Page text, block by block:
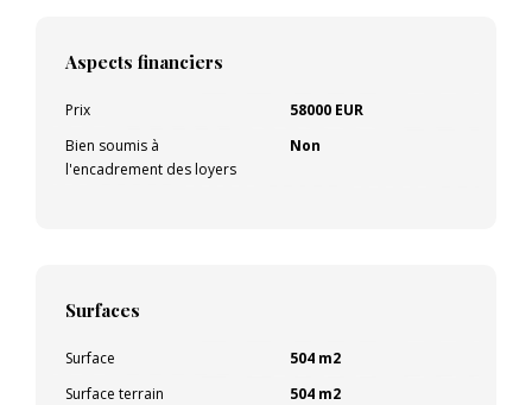
Aspects financiers
Prix
58000 EUR
Bien soumis à
l'encadrement des loyers
Non
Surfaces
Surface
504 m2
Surface terrain
504 m2